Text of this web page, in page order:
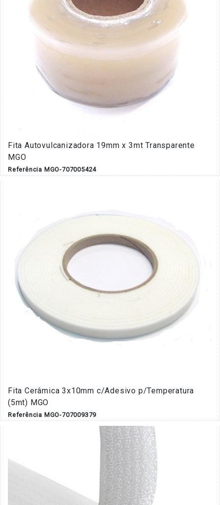
Fita Autovulcanizadora 19mm x 3mt Transparente
MGO
Referência MGO-707005424
Fita Cerâmica 3x10mm c/Adesivo p/Temperatura
(5mt) MGO
Referência MGO-707009379